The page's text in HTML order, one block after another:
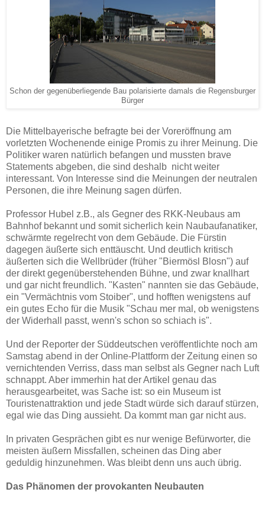
Schon der gegenüberliegende Bau polarisierte damals die Regensburger
Bürger
Die Mittelbayerische befragte bei der Voreröffnung am
vorletzten Wochenende einige Promis zu ihrer Meinung. Die
Politiker waren natürlich befangen und mussten brave
Statements abgeben, die sind deshalb nicht weiter
interessant. Von Interesse sind die Meinungen der neutralen
Personen, die ihre Meinung sagen dürfen.
Professor Hubel z.B., als Gegner des RKK-Neubaus am
Bahnhof bekannt und somit sicherlich kein Naubaufanatiker,
schwärmte regelrecht von dem Gebäude. Die Fürstin
dagegen äußerte sich enttäuscht. Und deutlich kritisch
äußerten sich die Wellbrüder (früher "Biermösl Blosn") auf
der direkt gegenüberstehenden Bühne, und zwar knallhart
und gar nicht freundlich. "Kasten" nannten sie das Gebäude,
ein "Vermächtnis vom Stoiber", und hofften wenigstens auf
ein gutes Echo für die Musik "Schau mer mal, ob wenigstens
der Widerhall passt, wenn's schon so schiach is".
Und der Reporter der Süddeutschen veröffentlichte noch am
Samstag abend in der Online-Plattform der Zeitung einen so
vernichtenden Verriss, dass man selbst als Gegner nach Luft
schnappt. Aber immerhin hat der Artikel genau das
herausgearbeitet, was Sache ist: so ein Museum ist
Touristenattraktion und jede Stadt würde sich darauf stürzen,
egal wie das Ding aussieht. Da kommt man gar nicht aus.
In privaten Gesprächen gibt es nur wenige Befürworter, die
meisten äußern Missfallen, scheinen das Ding aber
geduldig hinzunehmen. Was bleibt denn uns auch übrig.
Das Phänomen der provokanten Neubauten